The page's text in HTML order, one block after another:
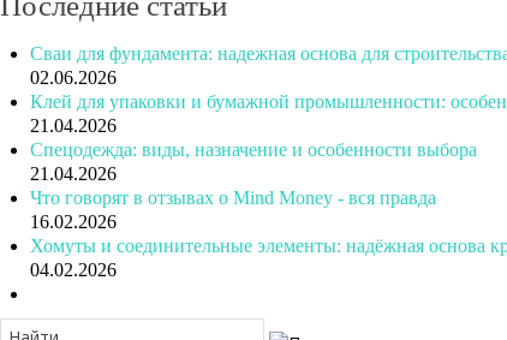
Сваи для фундамента: надежная основа для
02.06.2026
Клей для упаковки и бумажной промышленности:
21.04.2026
Спецодежда: виды, назначение и особенности выбора
21.04.2026
Что говорят в отзывах о Mind Money - вся правда
16.02.2026
Хомуты и соединительные элементы: надёжная основа
04.02.2026